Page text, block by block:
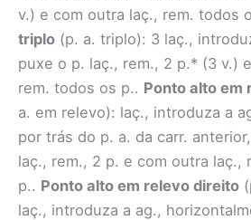
v.) e com outra laç., rem. todos
triplo (p. a. triplo): 3 laç.,
puxe o p. laç., rem., 2 p.* (3 v.)
rem. todos os p.. Ponto alto em
a. em relevo): laç., introduza a
por trás do p. a. da carr.
laç., rem., 2 p. e com outra laç.,
p.. Ponto alto em relevo direito
laç., introduza a ag.,